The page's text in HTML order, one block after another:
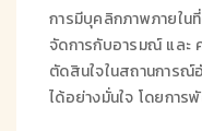
การมีบุคลิกภาพภายในที่
จัดการกับอารมณ์ และ
ตัดสินใจในสถานการณ์
ได้อย่างมั่นใจ โดยกา